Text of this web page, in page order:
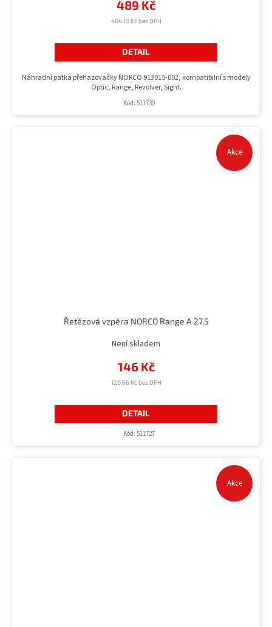
404,13 Kč bez DPH
489 Kč
DETAIL
Náhradní patka přehazovačky NORCO 913015-002, kompatibilní s modely
Optic, Range, Revolver, Sight.
Kód: 511730
Akce
Řetězová vzpěra NORCO Range A 27,5
Není skladem
120,66 Kč bez DPH
146 Kč
DETAIL
Kód: 511727
Akce